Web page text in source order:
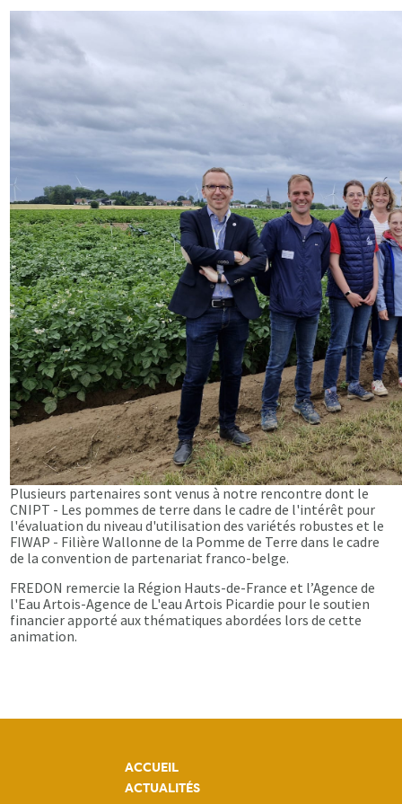
Plusieurs partenaires sont venus à notre rencontre dont le
CNIPT - Les pommes de terre dans le cadre de l'intérêt pour
l'évaluation du niveau d'utilisation des variétés robustes et le
FIWAP - Filière Wallonne de la Pomme de Terre dans le cadre
de la convention de partenariat franco-belge.
FREDON remercie la Région Hauts-de-France et l’Agence de
l'Eau Artois-Agence de L'eau Artois Picardie pour le soutien
financier apporté aux thématiques abordées lors de cette
animation.
ACCUEIL
ACTUALITÉS